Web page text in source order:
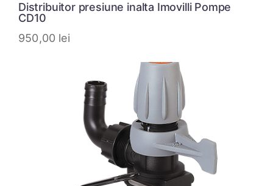
Distribuitor presiune inalta Imovilli Pompe
CD10
950,00 lei